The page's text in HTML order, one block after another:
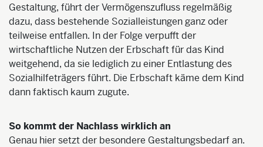
Gestaltung, führt der Vermögenszufluss regelmäßig
dazu, dass bestehende Sozialleistungen ganz oder
teilweise entfallen. In der Folge verpufft der
wirtschaftliche Nutzen der Erbschaft für das Kind
weitgehend, da sie lediglich zu einer Entlastung des
Sozialhilfeträgers führt. Die Erbschaft käme dem Kind
dann faktisch kaum zugute.
So kommt der Nachlass wirklich an
Genau hier setzt der besondere Gestaltungsbedarf an.